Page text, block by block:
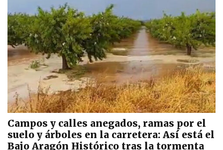
Campos y calles anegados, ramas por el
suelo y árboles en la carretera: Así está el
Bajo Aragón Histórico tras la tormenta